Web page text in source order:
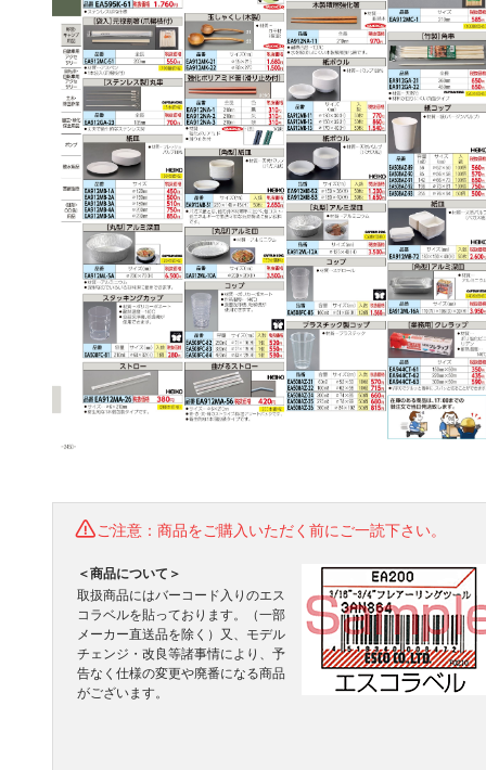
ご注意：商品をご購入いただく前にご一読下さい。
＜商品について＞
取扱商品にはバーコード入りのエス
コラベルを貼っております。（一部
メーカー直送品を除く）又、モデル
チェンジ・改良等諸事情により、予
告なく仕様の変更や廃番になる商品
がございます。